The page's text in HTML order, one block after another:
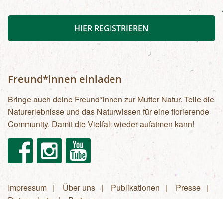
HIER REGISTRIEREN
Freund*innen einladen
Bringe auch deine Freund*innen zur Mutter Natur. Teile die
Naturerlebnisse und das Naturwissen für eine florierende
Community. Damit die Vielfalt wieder aufatmen kann!
FacebookInstagram Youtube
Impressum Über uns Publikationen
Presse